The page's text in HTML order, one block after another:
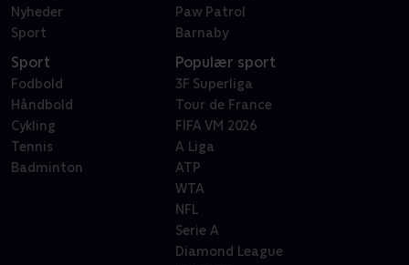
Nyheder
Sport
Paw Patrol
Barnaby
Sport
Fodbold
Håndbold
Cykling
Tennis
Badminton
Populær sport
3F Superliga
Tour de France
FIFA VM 2026
A Liga
ATP
WTA
NFL
Serie A
Diamond League